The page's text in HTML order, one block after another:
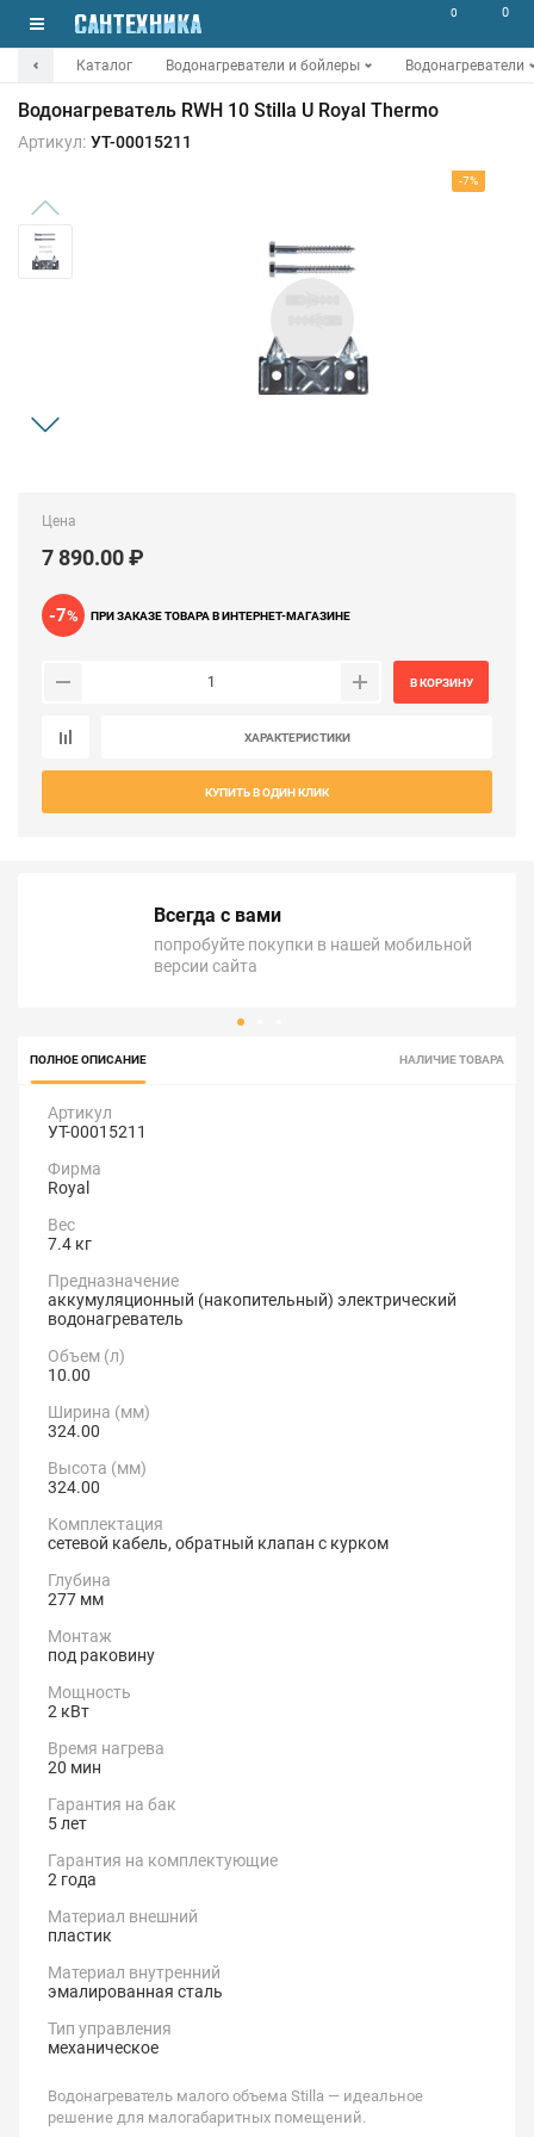
0 0
Каталог Водонагреватели и бойлеры Водонагреватели
Водонагреватель RWH 10 Stilla U Royal Thermo
Артикул: УТ-00015211
-7%
Цена
7 890.00 ₽
-7% ПРИ ЗАКАЗЕ ТОВАРА В ИНТЕРНЕТ-МАГАЗИНЕ
В КОРЗИНУ
ХАРАКТЕРИСТИКИ
КУПИТЬ В ОДИН КЛИК
Всегда с вами
попробуйте покупки в нашей мобильной
версии сайта
ПОЛНОЕ ОПИСАНИЕ НАЛИЧИЕ ТОВАРА
Артикул
УТ-00015211
Фирма
Royal
Вес
7.4 кг
Предназначение
аккумуляционный (накопительный) электрический
водонагреватель
Объем (л)
10.00
Ширина (мм)
324.00
Высота (мм)
324.00
Комплектация
сетевой кабель, обратный клапан с курком
Глубина
277 мм
Монтаж
под раковину
Мощность
2 кВт
Время нагрева
20 мин
Гарантия на бак
5 лет
Гарантия на комплектующие
2 года
Материал внешний
пластик
Материал внутренний
эмалированная сталь
Тип управления
механическое
Водонагреватель малого объема Stilla — идеальное
решение для малогабаритных помещений.